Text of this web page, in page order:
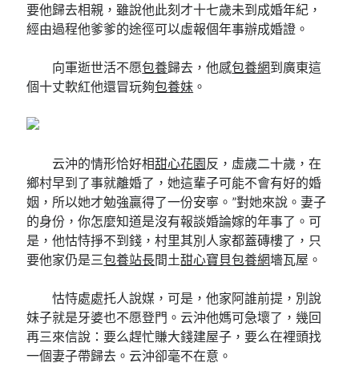
要他歸去相親，雖說他此刻才十七歲未到成婚年紀，
經由過程他爹爹的途徑可以虛報個年事辦成婚證。
向軍逝世活不愿包養歸去，他感包養網到廣東這
個十丈軟紅他還冒玩夠包養妹 。
云沖的情形恰好相甜心花園反，虛歲二十歲，在
鄉村早到了事就離婚了，她這輩子可能不會有好的婚
姻，所以她才勉強贏得了一份安寧。”對她來說。妻子
的身份，你怎麼知道是沒有報談婚論嫁的年事了。可
是，他怙恃掙不到錢，村里其別人家都蓋磚樓了，只
要他家仍是三包養站長間土甜心寶貝包養網墻瓦屋。
怙恃處處托人說媒，可是，他家阿誰前提，別說
妹子就是牙婆也不愿登門。云沖他媽可急壞了，幾回
再三來信說：要么趕忙賺大錢建屋子，要么在裡頭找
一個妻子帶歸去。云沖卻毫不在意。